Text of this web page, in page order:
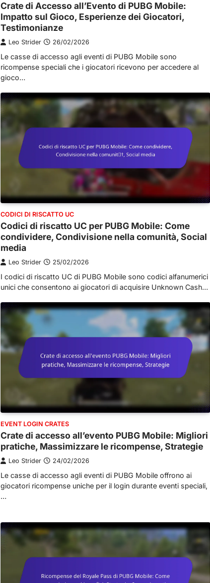
Crate di Accesso all’Evento di PUBG Mobile:
Impatto sul Gioco, Esperienze dei Giocatori,
Testimonianze
Leo Strider 26/02/2026
Le casse di accesso agli eventi di PUBG Mobile sono
ricompense speciali che i giocatori ricevono per accedere al
gioco…
CODICI DI RISCATTO UC
Codici di riscatto UC per PUBG Mobile: Come
condividere, Condivisione nella comunità, Social
media
Leo Strider 25/02/2026
I codici di riscatto UC di PUBG Mobile sono codici alfanumerici
unici che consentono ai giocatori di acquisire Unknown Cash…
EVENT LOGIN CRATES
Crate di accesso all’evento PUBG Mobile: Migliori
pratiche, Massimizzare le ricompense, Strategie
Leo Strider 24/02/2026
Le casse di accesso agli eventi di PUBG Mobile offrono ai
giocatori ricompense uniche per il login durante eventi speciali,
…